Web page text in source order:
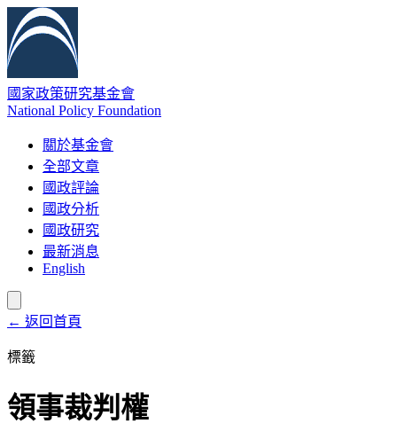
國家政策研究基金會
National Policy Foundation
關於基金會
全部文章
國政評論
國政分析
國政研究
最新消息
English
← 返回首頁
標籤
領事裁判權